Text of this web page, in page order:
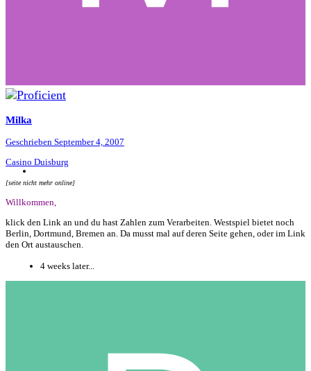
Milka
Geschrieben September 4, 2007
Casino Duisburg
[seite nicht mehr online]
Willkommen,
klick den Link an und du hast Zahlen zum Verarbeiten. Westspiel bietet noch
Berlin, Dortmund, Bremen an. Da musst mal auf deren Seite gehen, oder im Link
den Ort austauschen.
4 weeks later...